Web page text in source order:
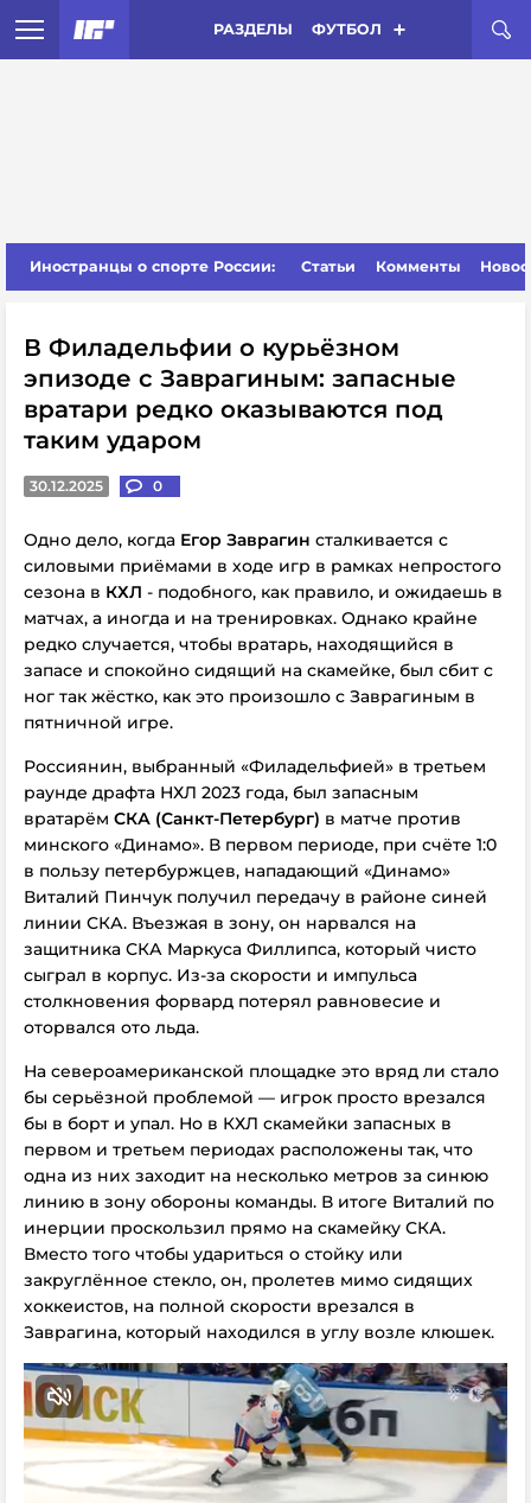
РАЗДЕЛЫ ФУТБОЛ
Иностранцы о спорте России: Статьи Комменты
В Филадельфии о курьёзном
эпизоде с Заврагиным: запасные
вратари редко оказываются под
таким ударом
30.12.2025 0
Одно дело, когда Егор Заврагин сталкивается с
силовыми приёмами в ходе игр в рамках непростого
сезона в КХЛ - подобного, как правило, и ожидаешь в
матчах, а иногда и на тренировках. Однако крайне
редко случается, чтобы вратарь, находящийся в
запасе и спокойно сидящий на скамейке, был сбит с
ног так жёстко, как это произошло с Заврагиным в
пятничной игре.
Россиянин, выбранный «Филадельфией» в третьем
раунде драфта НХЛ 2023 года, был запасным
вратарём СКА (Санкт-Петербург) в матче против
минского «Динамо». В первом периоде, при счёте 1:0
в пользу петербуржцев, нападающий «Динамо»
Виталий Пинчук получил передачу в районе синей
линии СКА. Въезжая в зону, он нарвался на
защитника СКА Маркуса Филлипса, который чисто
сыграл в корпус. Из-за скорости и импульса
столкновения форвард потерял равновесие и
оторвался ото льда.
На североамериканской площадке это вряд ли стало
бы серьёзной проблемой — игрок просто врезался
бы в борт и упал. Но в КХЛ скамейки запасных в
первом и третьем периодах расположены так, что
одна из них заходит на несколько метров за синюю
линию в зону обороны команды. В итоге Виталий по
инерции проскользил прямо на скамейку СКА.
Вместо того чтобы удариться о стойку или
закруглённое стекло, он, пролетев мимо сидящих
хоккеистов, на полной скорости врезался в
Заврагина, который находился в углу возле клюшек.